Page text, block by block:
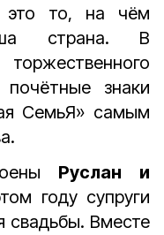
это то, на чём
страна. В
знаки
СемьЯ» самым
Руслан и
году супруги
свадьбы. Вместе